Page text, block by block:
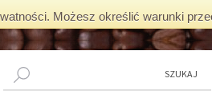
Możesz określić warunki